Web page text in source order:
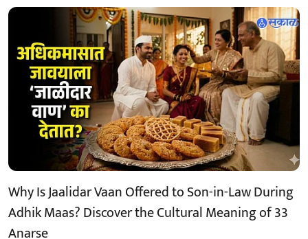
Why Is Jaalidar Vaan Offered to Son-in-Law During
Adhik Maas? Discover the Cultural Meaning of 33
Anarse